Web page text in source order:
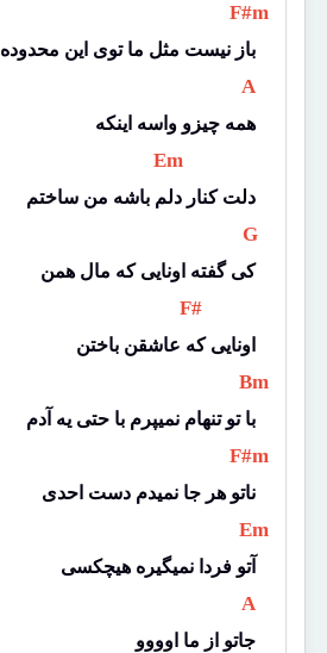
F#m
باز نیست مثل ما توی این محدوده
A
همه چیزو واسه اینکه
Em
دلت کنار دلم باشه من ساختم
G
کی گفته اونایی که مال همن
F#
اونایی که عاشقن باختن
Bm
با تو تنهام نمیپرم با حتی یه آدم
F#m
ناتو هر جا نمیدم دست احدی
Em
آتو فردا نمیگیره هیچکسی
A
جاتو از ما اوووو